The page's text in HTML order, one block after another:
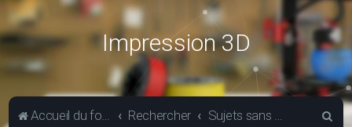
Impression 3D
Accueil du forum Rechercher Sujets sans réponse